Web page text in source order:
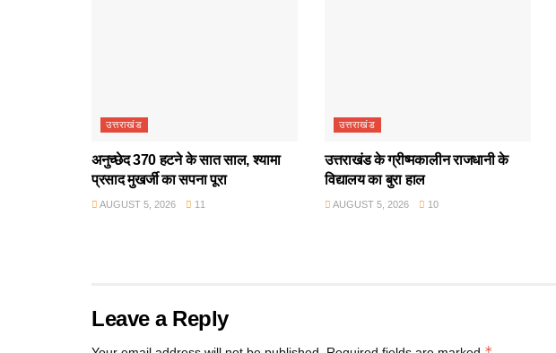
उत्तराखंड
अनुच्छेद 370 हटने के सात साल, श्यामा
प्रसाद मुखर्जी का सपना पूरा
AUGUST 5, 2026 11
उत्तराखंड
उत्तराखंड के ग्रीष्मकालीन राजधानी के
विद्यालय का बुरा हाल
AUGUST 5, 2026 10
Leave a Reply